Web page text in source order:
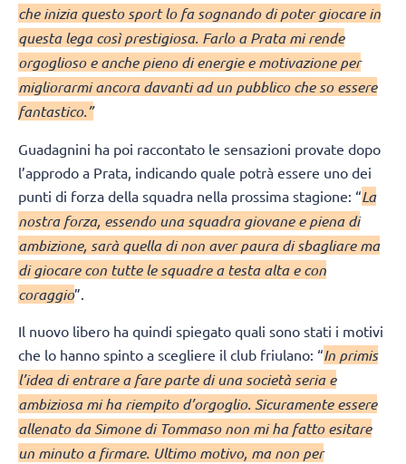
che inizia questo sport lo fa sognando di poter giocare in
questa lega così prestigiosa. Farlo a Prata mi rende
orgoglioso e anche pieno di energie e motivazione per
migliorarmi ancora davanti ad un pubblico che so essere
fantastico.”
Guadagnini ha poi raccontato le sensazioni provate dopo
l’approdo a Prata, indicando quale potrà essere uno dei
punti di forza della squadra nella prossima stagione: “La
nostra forza, essendo una squadra giovane e piena di
ambizione, sarà quella di non aver paura di sbagliare ma
di giocare con tutte le squadre a testa alta e con
coraggio”.
Il nuovo libero ha quindi spiegato quali sono stati i motivi
che lo hanno spinto a scegliere il club friulano: “In primis
l’idea di entrare a fare parte di una società seria e
ambiziosa mi ha riempito d’orgoglio. Sicuramente essere
allenato da Simone di Tommaso non mi ha fatto esitare
un minuto a firmare. Ultimo motivo, ma non per